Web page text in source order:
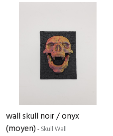
wall skull noir / onyx
(moyen) - Skull Wall